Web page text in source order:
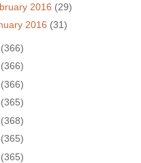
2016 (29)
2016 (31)
(366)
(366)
(366)
(365)
(368)
(365)
(365)